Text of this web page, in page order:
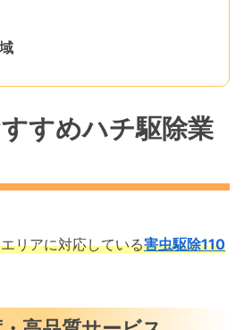
すめハチ駆除業
リアに対応している害虫駆除110